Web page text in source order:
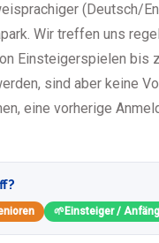
(Deutsch/
Wir treffen uns
Einsteigerspielen bis
sind aber keine
eine vorherige
🌱 Einsteiger /